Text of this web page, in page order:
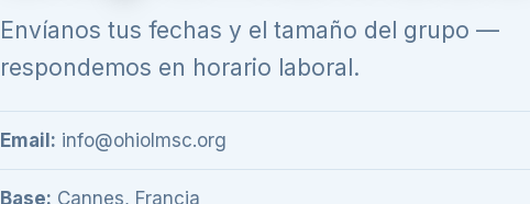
Envíanos tus fechas y el tamaño del grupo —
respondemos en horario laboral.
Email: info@ohiolmsc.org
Base: Cannes, Francia